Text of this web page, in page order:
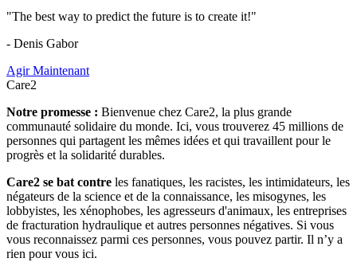
"The best way to predict the future is to create it!"
- Denis Gabor
Agir Maintenant
Care2
Notre promesse : Bienvenue chez Care2, la plus grande
communauté solidaire du monde. Ici, vous trouverez 45 millions de
personnes qui partagent les mêmes idées et qui travaillent pour le
progrès et la solidarité durables.
Care2 se bat contre les fanatiques, les racistes, les intimidateurs, les
négateurs de la science et de la connaissance, les misogynes, les
lobbyistes, les xénophobes, les agresseurs d'animaux, les entreprises
de fracturation hydraulique et autres personnes négatives. Si vous
vous reconnaissez parmi ces personnes, vous pouvez partir. Il n’y a
rien pour vous ici.